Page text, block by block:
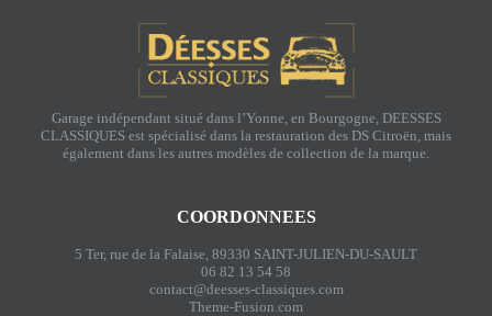
Garage indépendant situé dans l’Yonne, en Bourgogne, DEESSES
CLASSIQUES est spécialisé dans la restauration des DS Citroën, mais
également dans les autres modèles de collection de la marque.
COORDONNEES
5 Ter, rue de la Falaise, 89330 SAINT-JULIEN-DU-SAULT
06 82 13 54 58
contact@deesses-classiques.com
Theme-Fusion.com